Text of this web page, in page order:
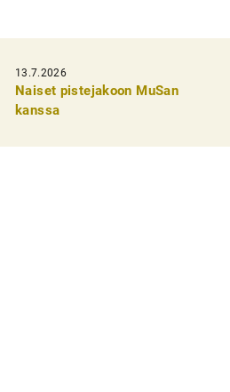
13.7.2026
Naiset pistejakoon MuSan
kanssa